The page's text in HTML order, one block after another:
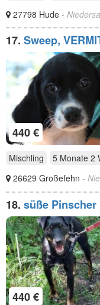
27798 Hude -
17. Sweep,
(zur Pflege in
440 €
Mischling 5 Monate 2
26629 Großefehn -
18. süße
Zuhause
440 €